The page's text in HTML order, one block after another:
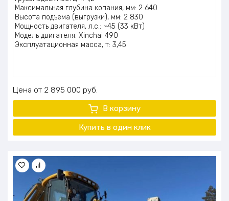
Максимальная глубина копания, мм: 2 640
Высота подъёма (выгрузки), мм: 2 830
Мощность двигателя, л.с.: ~45 (33 кВт)
Модель двигателя: Xinchai 490
Эксплуатационная масса, т: 3,45
Цена 2 895 000 руб.
В корзину
Купить в один клик